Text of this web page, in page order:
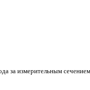
за измерительным